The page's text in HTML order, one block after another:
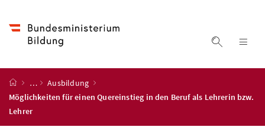
Suche
Startseite
…
Ausbildung
Möglichkeiten für einen Quereinstieg in den Beruf als Lehrerin bzw.
Lehrer